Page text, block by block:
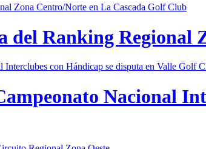
del Ranking
Nacional